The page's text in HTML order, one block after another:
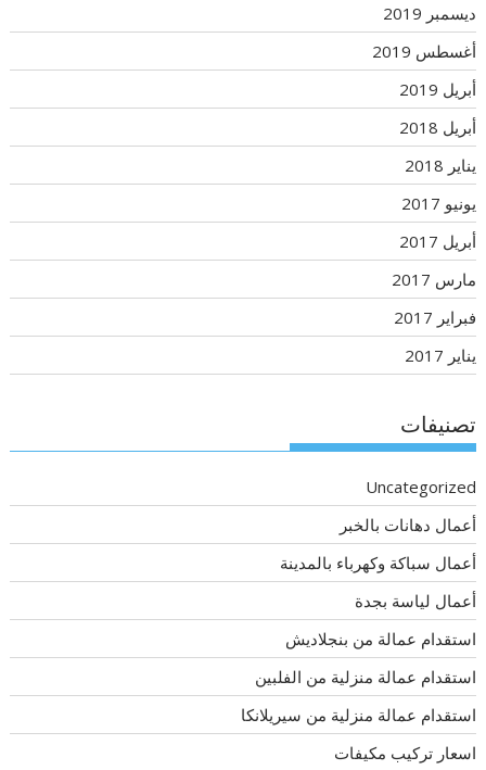
ديسمبر 2019
أغسطس 2019
أبريل 2019
أبريل 2018
يناير 2018
يونيو 2017
أبريل 2017
مارس 2017
فبراير 2017
يناير 2017
تصنيفات
Uncategorized
أعمال دهانات بالخبر
أعمال سباكة وكهرباء بالمدينة
أعمال لياسة بجدة
استقدام عمالة من بنجلاديش
استقدام عمالة منزلية من الفلبين
استقدام عمالة منزلية من سيريلانكا
اسعار تركيب مكيفات